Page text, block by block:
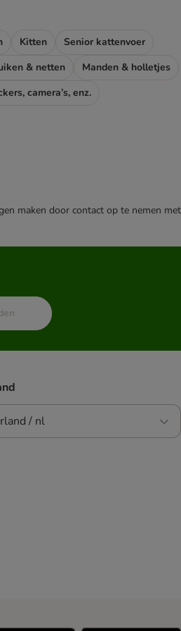
Kitten
Senior kattenvoer
& netten
Manden & holletjes
camera’s, enz.
maken door contact op te nemen met
/ nl